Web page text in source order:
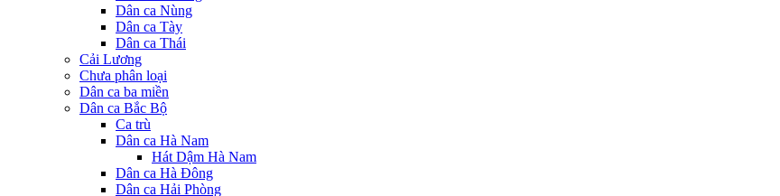
Dân ca Nùng
Dân ca Tày
Dân ca Thái
Cải Lương
Chưa phân loại
Dân ca ba miền
Dân ca Bắc Bộ
Ca trù
Dân ca Hà Nam
Hát Dậm Hà Nam
Dân ca Hà Đông
Dân ca Hải Phòng